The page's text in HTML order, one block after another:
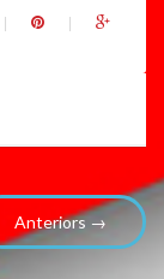
Anteriors →